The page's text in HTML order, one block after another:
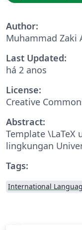
Author:
Muhammad Zaki
Last Updated:
há 2 anos
License:
Creative
Abstract:
Template
lingkungan
Tags:
International